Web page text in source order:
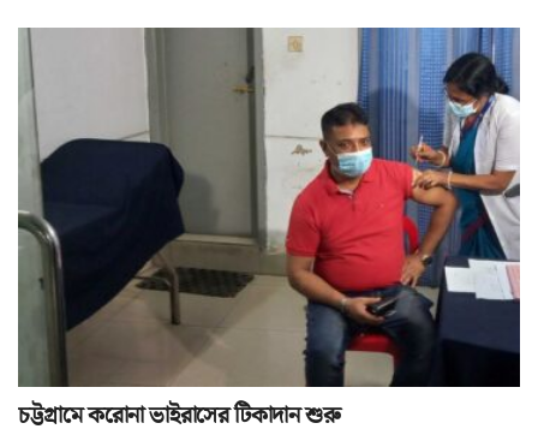
চট্টগ্রামে করোনা ভাইরাসের টিকাদান শুরু